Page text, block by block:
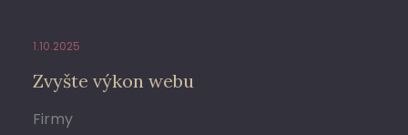
1.10.2025
Zvyšte výkon webu
Firmy